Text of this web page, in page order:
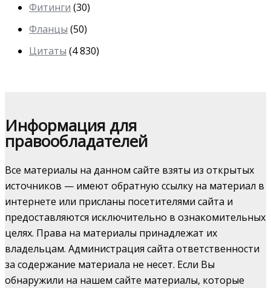
Фитинги (30)
Фланцы (50)
Цитаты (4 830)
Информация для
правообладателей
Все материалы на данном сайте взяты из открытых
источников — имеют обратную ссылку на материал в
интернете или присланы посетителями сайта и
предоставляются исключительно в ознакомительных
целях. Права на материалы принадлежат их
владельцам. Администрация сайта ответственности
за содержание материала не несет. Если Вы
обнаружили на нашем сайте материалы, которые